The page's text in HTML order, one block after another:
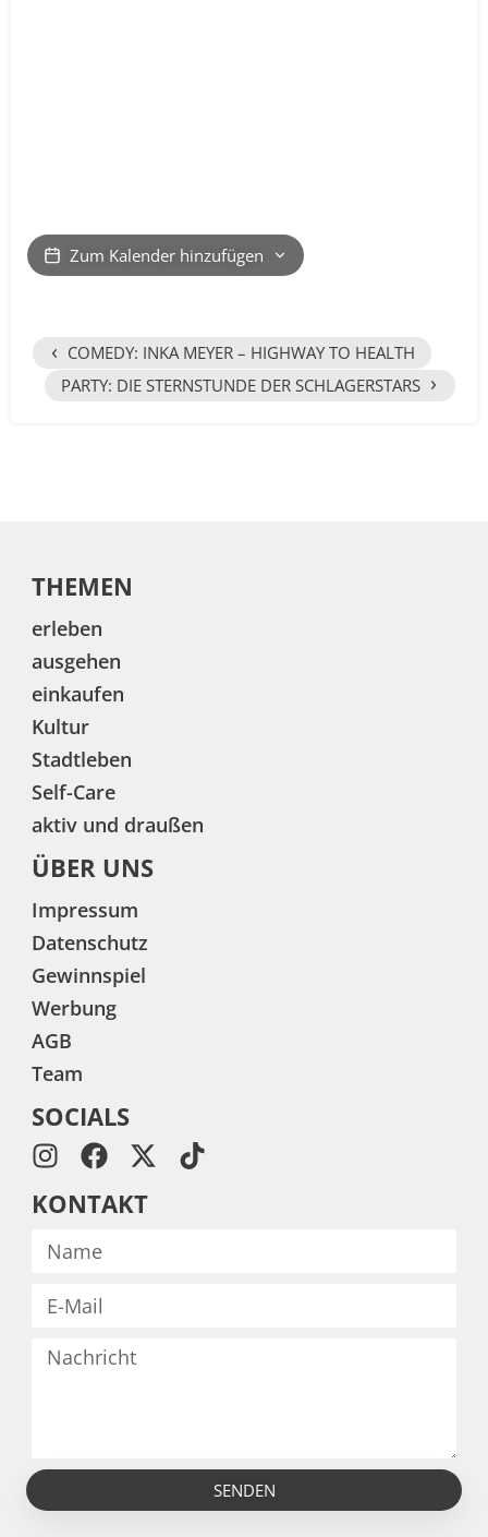
Zum Kalender hinzufügen
‹ COMEDY: INKA MEYER – HIGHWAY TO HEALTH
PARTY: DIE STERNSTUNDE DER SCHLAGERSTARS ›
THEMEN
erleben
ausgehen
einkaufen
Kultur
Stadtleben
Self-Care
aktiv und draußen
ÜBER UNS
Impressum
Datenschutz
Gewinnspiel
Werbung
AGB
Team
SOCIALS
KONTAKT
SENDEN